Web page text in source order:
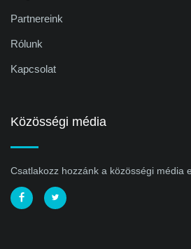
Partnereink
Rólunk
Kapcsolat
Közösségi média
Csatlakozz hozzánk a közösségi média